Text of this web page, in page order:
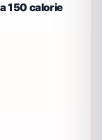
150 calorie